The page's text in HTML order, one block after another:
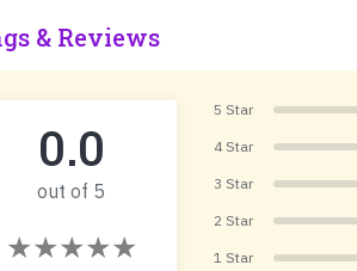
& Reviews
0.0
out of 5
5 Star
4 Star
3 Star
2 Star
1 Star